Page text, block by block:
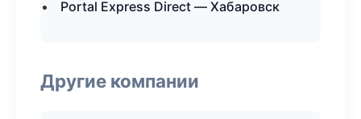
Portal Express Direct — Хабаровск
Другие компании